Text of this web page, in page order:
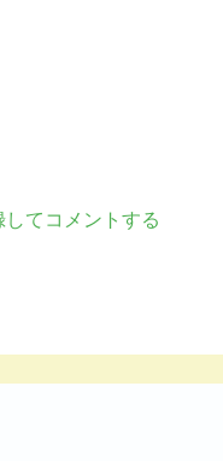
てコメントする